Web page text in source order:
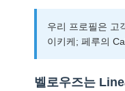
우리 프로필은 고
이키케; 페루의
벨로우즈는